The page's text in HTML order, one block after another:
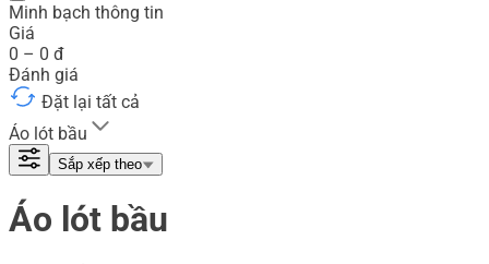
Minh bạch thông tin
Giá
0 – 0 đ
Đánh giá
Đặt lại tất cả
Áo lót bầu
Sắp xếp theo
Áo lót bầu